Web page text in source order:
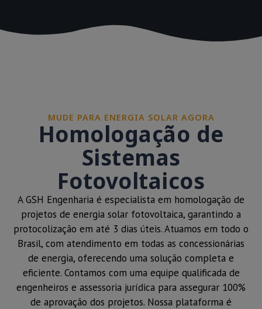
MUDE PARA ENERGIA SOLAR AGORA
Homologação de
Sistemas
Fotovoltaicos
A GSH Engenharia é especialista em homologação de
projetos de energia solar fotovoltaica, garantindo a
protocolização em até 3 dias úteis. Atuamos em todo o
Brasil, com atendimento em todas as concessionárias
de energia, oferecendo uma solução completa e
eficiente. Contamos com uma equipe qualificada de
engenheiros e assessoria jurídica para assegurar 100%
de aprovação dos projetos. Nossa plataforma é